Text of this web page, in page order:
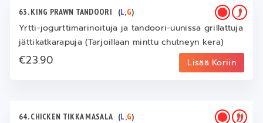
63. KING PRAWN TANDOORI (L,G)
Yrtti-jogurttimarinoituja ja tandoori-uunissa grillattuja
jättikatkarapuja (Tarjoillaan minttu chutneyn kera)
€23.90 Lisää Koriin
64. CHICKEN TIKKA MASALA (L,G)